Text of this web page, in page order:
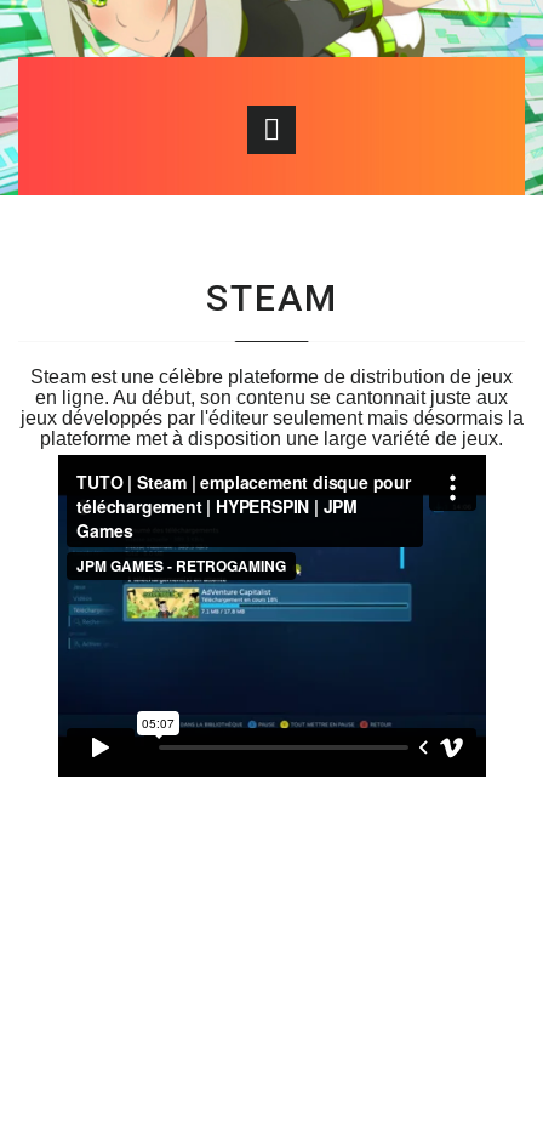
STEAM
Steam est une célèbre plateforme de distribution de jeux
en ligne. Au début, son contenu se cantonnait juste aux
jeux développés par l'éditeur seulement mais désormais la
plateforme met à disposition une large variété de jeux.